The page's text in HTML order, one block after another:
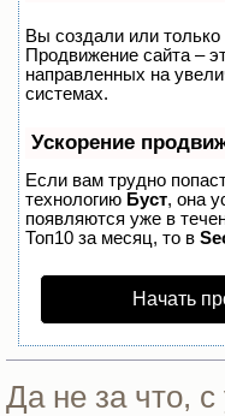
Вы создали или только
Продвижение сайта –
направленных на
системах.
Ускорение
Если вам трудно
технологию Буст, она
появляются уже в
Топ10 за месяц, то в
Начать
Да не за что,